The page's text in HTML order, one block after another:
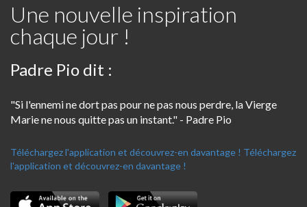
Une nouvelle inspiration
chaque jour !
Padre Pio dit :
"Si l'ennemi ne dort pas pour ne pas nous perdre, la Vierge
Marie ne nous quitte pas un instant." - Padre Pio
Téléchargez l'application et découvrez-en davantage ! Téléchargez
l'application et découvrez-en davantage !